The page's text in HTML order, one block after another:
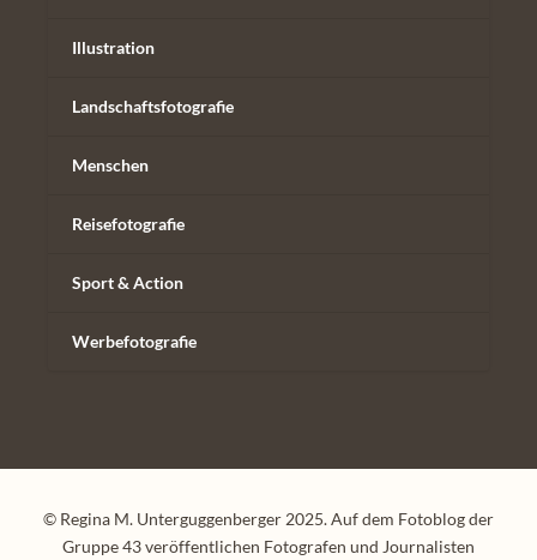
Illustration
Landschaftsfotografie
Menschen
Reisefotografie
Sport & Action
Werbefotografie
© Regina M. Unterguggenberger 2025. Auf dem Fotoblog der
Gruppe 43 veröffentlichen Fotografen und Journalisten